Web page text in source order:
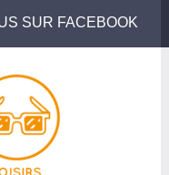
SUR FACEBOOK